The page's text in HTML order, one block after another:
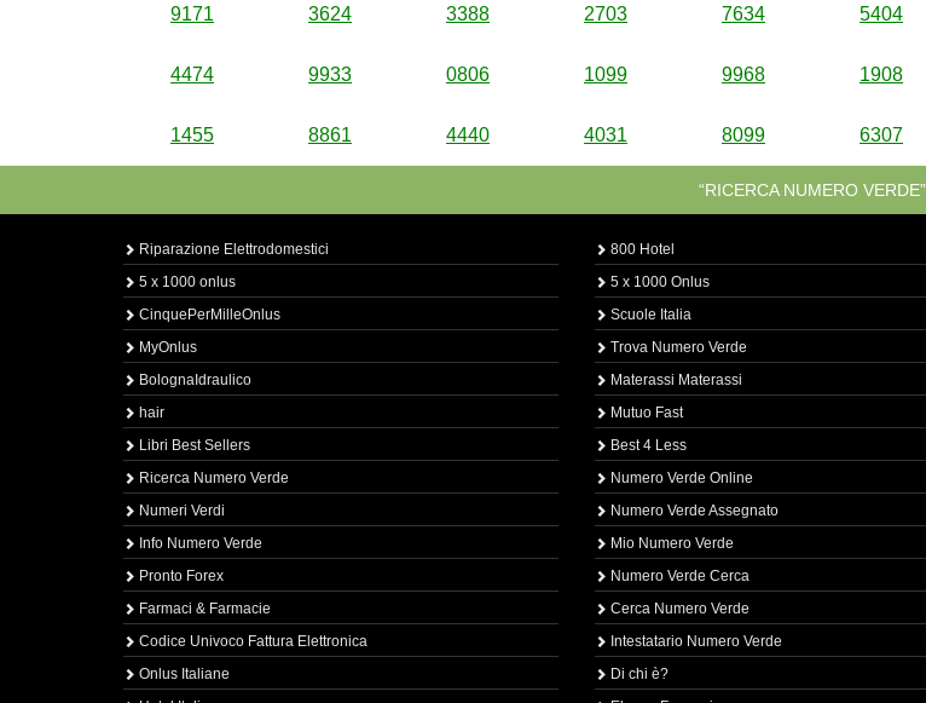
9171 3624 3388 2703 7634 5404
4474 9933 0806 1099 9968 1908
1455 8861 4440 4031 8099 6307
“RICERCA NUMERO VERDE”
Riparazione Elettrodomestici
5 x 1000 onlus
CinquePerMilleOnlus
MyOnlus
BolognaIdraulico
hair
Libri Best Sellers
Ricerca Numero Verde
Numeri Verdi
Info Numero Verde
Pronto Forex
Farmaci & Farmacie
Codice Univoco Fattura Elettronica
Onlus Italiane
800 Hotel
5 x 1000 Onlus
Scuole Italia
Trova Numero Verde
Materassi Materassi
Mutuo Fast
Best 4 Less
Numero Verde Online
Numero Verde Assegnato
Mio Numero Verde
Numero Verde Cerca
Cerca Numero Verde
Intestatario Numero Verde
Di chi è?